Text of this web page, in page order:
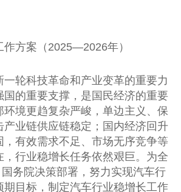
方案（2025—2026年）
一轮科技革命和产业变革的重要力
国的重要支撑，是国民经济的重要
环境更趋复杂严峻，单边主义、保
产业链供应链稳定；国内经济回升
，有效需求不足、市场无序竞争等
，行业稳增长任务依然艰巨。为全
务院决策部署，努力实现汽车行
期目标，制定汽车行业稳增长工作